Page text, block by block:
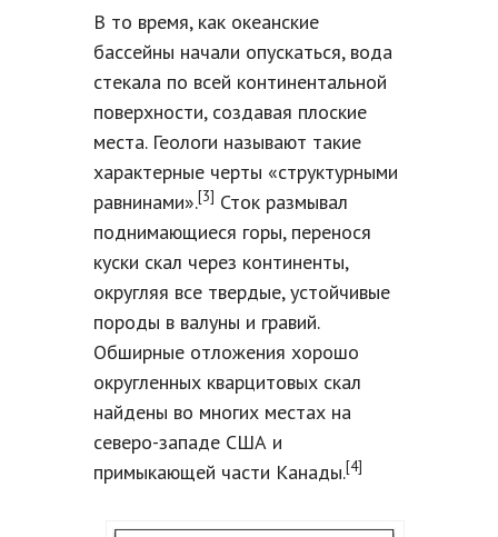
В то время, как океанские
бассейны начали опускаться, вода
стекала по всей континентальной
поверхности, создавая плоские
места. Геологи называют такие
характерные черты «структурными
равнинами».[3] Сток размывал
поднимающиеся горы, перенося
куски скал через континенты,
округляя все твердые, устойчивые
породы в валуны и гравий.
Обширные отложения хорошо
округленных кварцитовых скал
найдены во многих местах на
северо-западе США и
примыкающей части Канады.[4]